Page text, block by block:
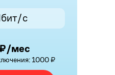
с
мес
1000 ₽